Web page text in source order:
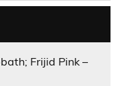
Frijid Pink –